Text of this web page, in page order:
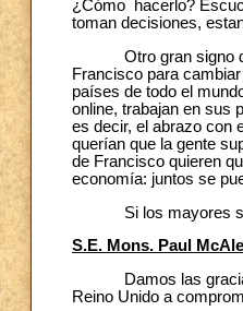
¿Cómo hacerlo?
toman decisiones,
Otro gran signo de
Francisco para
países de todo el
online, trabajan en sus
es decir, el abrazo con
querían que la gente
de Francisco quieren
economía: juntos se
Si los mayores
S.E. Mons. Paul
Damos las gracias al
Reino Unido a